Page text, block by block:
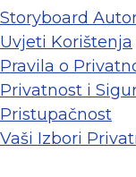
Storyboard
Uvjeti Korištenja
Pravila o
Privatnost i
Pristupačnost
Vaši Izbori